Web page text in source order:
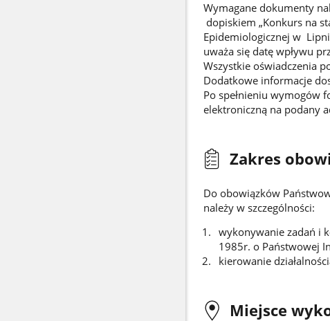
Wymagane dokumenty
dopiskiem „Konkurs na
Epidemiologicznej w
uważa się datę wpływu
Wszystkie oświadczenia
Dodatkowe informacje
Po spełnieniu wymogów
elektroniczną na podany
Zakres
Do obowiązków
należy w szczególności:
wykonywanie zadań i
1985r. o Państwowej
kierowanie
Miejsce